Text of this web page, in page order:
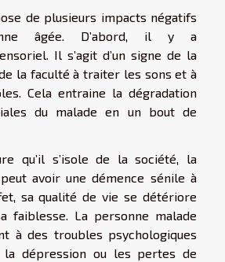
de plusieurs impacts négatifs
âgée. D’abord, il y a
Il s’agit d’un signe de la
la faculté à traiter les sons et à
Cela entraine la dégradation
du malade en un bout de
qu’il s’isole de la société, la
avoir une démence sénile à
sa qualité de vie se détériore
faiblesse. La personne malade
à des troubles psychologiques
dépression ou les pertes de